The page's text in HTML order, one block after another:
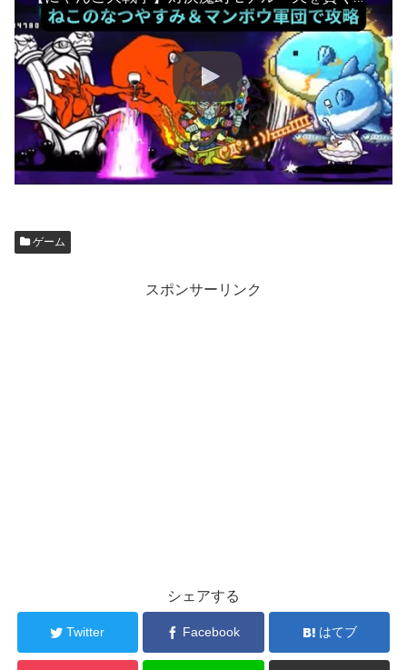
ゲーム
スポンサーリンク
シェアする
Twitter Facebook はてブ